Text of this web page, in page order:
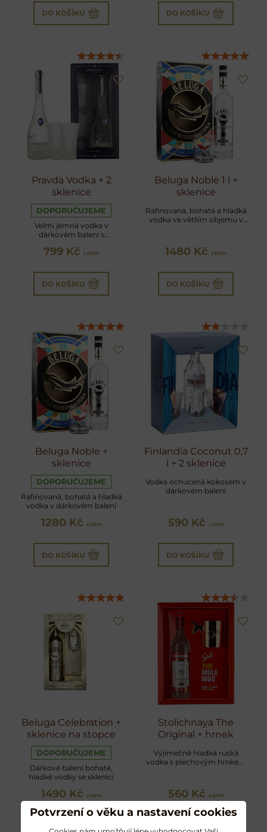
DO KOŠÍKU DO KOŠÍKU
Pravda Vodka + 2
sklenice
DOPORUČUJEME
Velmi jemná vodka v
dárkovém balení s
799 Kč s DPH
DO KOŠÍKU
Beluga Noble 1 l +
sklenice
Rafinovaná, bohatá a hladká
vodka ve větším objemu v
1480 Kč s DPH
DO KOŠÍKU
Beluga Noble +
sklenice
DOPORUČUJEME
Rafinovaná, bohatá a hladká
vodka v dárkovém balení
1280 Kč s DPH
DO KOŠÍKU
Finlandia Coconut 0,7
l + 2 sklenice
Vodka ochucená kokosem v
dárkovém balení
590 Kč s DPH
DO KOŠÍKU
Beluga Celebration +
sklenice na stopce
DOPORUČUJEME
Dárkové balení bohaté,
hladké vodky se sklenicí
1490 Kč s DPH
Stolichnaya The
Original + hrnek
Výjimečně hladká ruská
vodka s plechovým hrnkem
560 Kč s DPH
Potvrzení o věku a nastavení cookies